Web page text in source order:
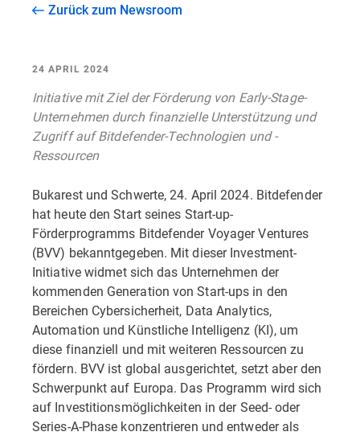
Zurück zum Newsroom
24 APRIL 2024
Initiative mit Ziel der Förderung von Early-Stage-
Unternehmen durch finanzielle Unterstützung und
Zugriff auf Bitdefender-Technologien und -
Ressourcen
Bukarest und Schwerte, 24. April 2024. Bitdefender
hat heute den Start seines Start-up-
Förderprogramms Bitdefender Voyager Ventures
(BVV) bekanntgegeben. Mit dieser Investment-
Initiative widmet sich das Unternehmen der
kommenden Generation von Start-ups in den
Bereichen Cybersicherheit, Data Analytics,
Automation und Künstliche Intelligenz (KI), um
diese finanziell und mit weiteren Ressourcen zu
fördern. BVV ist global ausgerichtet, setzt aber den
Schwerpunkt auf Europa. Das Programm wird sich
auf Investitionsmöglichkeiten in der Seed- oder
Series-A-Phase konzentrieren und entweder als